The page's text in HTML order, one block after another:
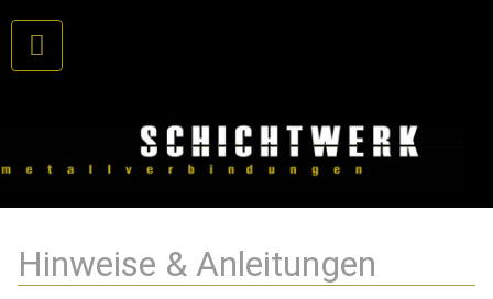
Hinweise & Anleitungen